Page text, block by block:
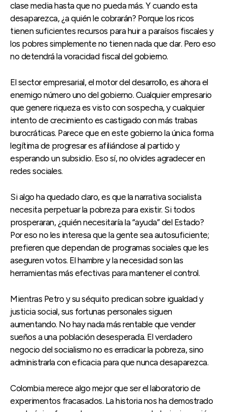
clase media hasta que no pueda más. Y cuando esta
desaparezca, ¿a quién le cobrarán? Porque los ricos
tienen suficientes recursos para huir a paraísos fiscales y
los pobres simplemente no tienen nada que dar. Pero eso
no detendrá la voracidad fiscal del gobierno.
El sector empresarial, el motor del desarrollo, es ahora el
enemigo número uno del gobierno. Cualquier empresario
que genere riqueza es visto con sospecha, y cualquier
intento de crecimiento es castigado con más trabas
burocráticas. Parece que en este gobierno la única forma
legítima de progresar es afiliándose al partido y
esperando un subsidio. Eso sí, no olvides agradecer en
redes sociales.
Si algo ha quedado claro, es que la narrativa socialista
necesita perpetuar la pobreza para existir. Si todos
prosperaran, ¿quién necesitaría la “ayuda” del Estado?
Por eso no les interesa que la gente sea autosuficiente;
prefieren que dependan de programas sociales que les
aseguren votos. El hambre y la necesidad son las
herramientas más efectivas para mantener el control.
Mientras Petro y su séquito predican sobre igualdad y
justicia social, sus fortunas personales siguen
aumentando. No hay nada más rentable que vender
sueños a una población desesperada. El verdadero
negocio del socialismo no es erradicar la pobreza, sino
administrarla con eficacia para que nunca desaparezca.
Colombia merece algo mejor que ser el laboratorio de
experimentos fracasados. La historia nos ha demostrado